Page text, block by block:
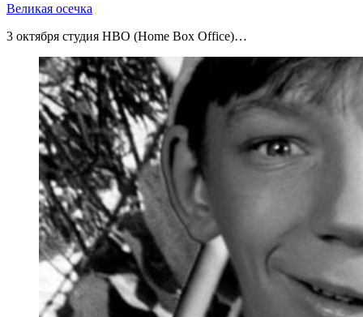
Великая осечка
3 октября студия HBO (Home Box Office)…